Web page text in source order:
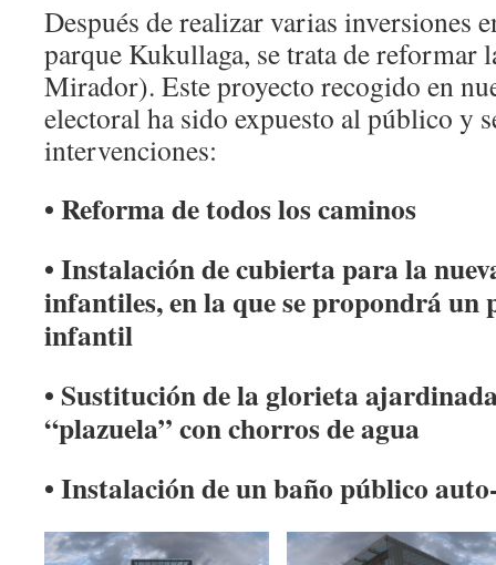
Después de realizar varias inversiones
parque Kukullaga, se trata de
Mirador). Este proyecto recogido en
electoral ha sido expuesto al público y
intervenciones:
• Reforma de todos los caminos
• Instalación de cubierta para la
infantiles, en la que se propondrá
infantil
• Sustitución de la glorieta
“plazuela” con chorros de agua
• Instalación de un baño público